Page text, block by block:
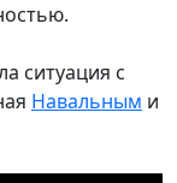
ситуация с
Навальным и